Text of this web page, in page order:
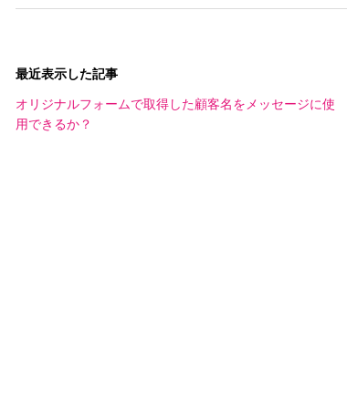
最近表示した記事
オリジナルフォームで取得した顧客名をメッセージに使
用できるか？